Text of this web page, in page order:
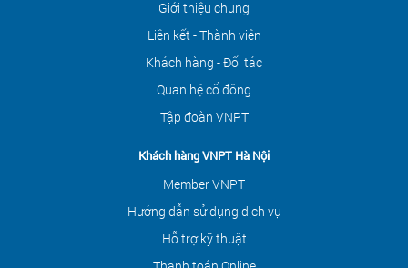
Giới thiệu chung
Liên kết - Thành viên
Khách hàng - Đối tác
Quan hệ cổ đông
Tập đoàn VNPT
Khách hàng VNPT Hà Nội
Member VNPT
Hướng dẫn sử dụng dịch vụ
Hỗ trợ kỹ thuật